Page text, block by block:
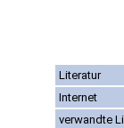
Literatur
Internet
verwandte